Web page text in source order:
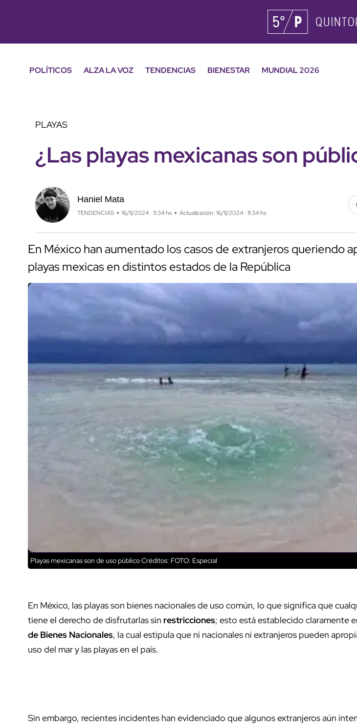
POLÍTICOS ALZA LA VOZ TENDENCIAS BIENESTAR
MUNDIAL 2026
PLAYAS
¿Las playas mexicanas son
Haniel Mata
TENDENCIAS 16/11/2024 · 11:34 hs Actualización: 16/11/2024 · 11:34 hs
En México han aumentado los casos de extranjeros queriendo
playas mexicas en distintos estados de la República
Playas mexicanas son de uso públicoCréditos: FOTO: Especial
En México, las playas son bienes nacionales de uso común, lo que significa que
tiene el derecho de disfrutarlas sin restricciones; esto está establecido claramente
de Bienes Nacionales, la cual estipula que ni nacionales ni extranjeros pueden
uso del mar y las playas en el país.
Sin embargo, recientes incidentes han evidenciado que algunos extranjeros aún